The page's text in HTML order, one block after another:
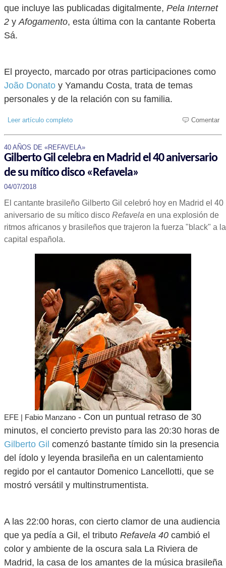
que incluye las publicadas digitalmente, Pela Internet
2 yAfogamento, esta última con la cantante Roberta
Sá.
El proyecto, marcado por otras participaciones como
João Donato y Yamandu Costa, trata de temas
personales y de la relación con su familia.
Leer artículo completo Comentar
40 AÑOS DE «REFAVELA»
Gilberto Gil celebra en Madrid el 40 aniversario
de su mítico disco «Refavela»
04/07/2018
El cantante brasileño Gilberto Gil celebró hoy en Madrid el 40
aniversario de su mítico disco Refavela en una explosión de
ritmos africanos y brasileños que trajeron la fuerza "black" a la
capital española.
EFE | Fabio Manzano - Con un puntual retraso de 30
minutos, el concierto previsto para las 20:30 horas de
Gilberto Gil comenzó bastante tímido sin la presencia
del ídolo y leyenda brasileña en un calentamiento
regido por el cantautor Domenico Lancellotti, que se
mostró versátil y multinstrumentista.
A las 22:00 horas, con cierto clamor de una audiencia
que ya pedía a Gil, el tributo Refavela 40 cambió el
color y ambiente de la oscura sala La Riviera de
Madrid, la casa de los amantes de la música brasileña